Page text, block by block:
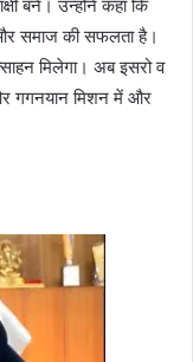
बने। उन्होंने कहा कि
समाज की सफलता है।
मिलेगा। अब इसरो व
गगनयान मिशन में और